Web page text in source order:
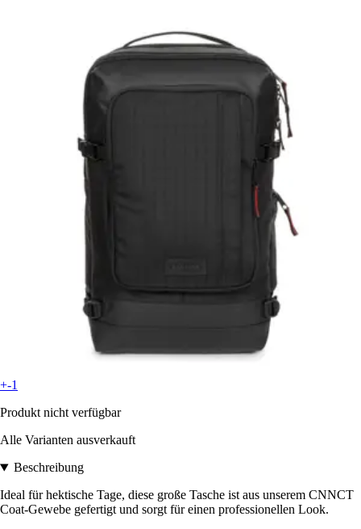
+-1
Produkt nicht verfügbar
Alle Varianten ausverkauft
Beschreibung
Ideal für hektische Tage, diese große Tasche ist aus unserem CNNCT
Coat-Gewebe gefertigt und sorgt für einen professionellen Look.